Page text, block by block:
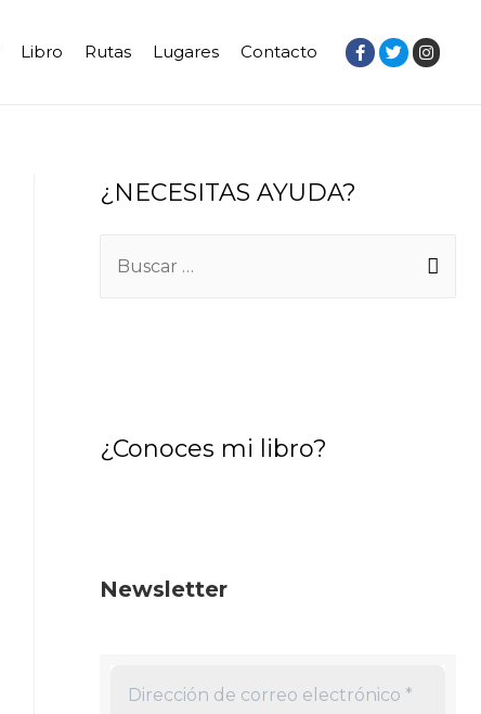
Libro Rutas Lugares Contacto
¿NECESITAS AYUDA?
¿Conoces mi libro?
Newsletter